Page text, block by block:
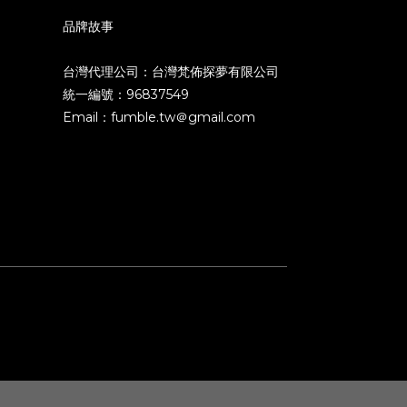
品牌故事
台灣代理公司：台灣梵佈探夢有限公司
統一編號：96837549
Email：fumble.tw＠gmail.com